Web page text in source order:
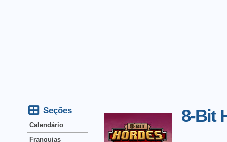
8-Bit
Seções
Calendário
Franquias